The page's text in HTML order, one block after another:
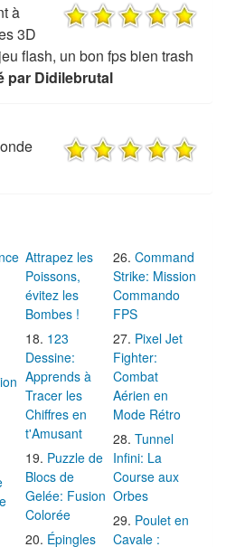
à
3D
flash, un bon fps bien trash
par Didilebrutal
Attrapez les
Poissons,
évitez les
Bombes !
123
Dessine:
Apprends à
Tracer les
Chiffres en
t'Amusant
Puzzle de
Blocs de
Gelée: Fusion
Colorée
Épingles
Command
Strike: Mission
Commando
FPS
Pixel Jet
Fighter:
Combat
Aérien en
Mode Rétro
Tunnel
Infini: La
Course aux
Orbes
Poulet en
Cavale :